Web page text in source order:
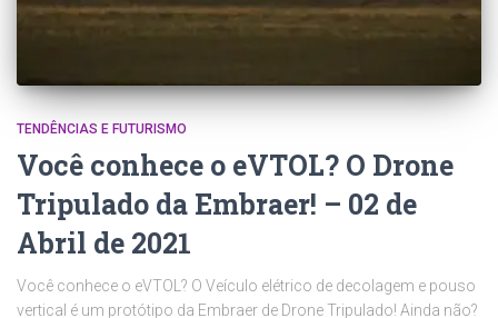
TENDÊNCIAS E FUTURISMO
Você conhece o eVTOL? O Drone
Tripulado da Embraer! – 02 de
Abril de 2021
Você conhece o eVTOL? O Veículo elétrico de decolagem e pouso
vertical é um protótipo da Embraer de Drone Tripulado! Ainda não?